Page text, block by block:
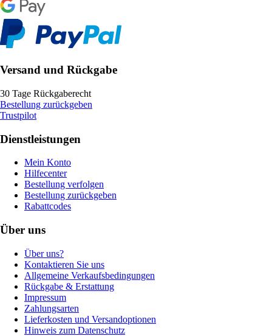
Versand und Rückgabe
30 Tage Rückgaberecht
Bestellung zurückgeben
Trustpilot
Dienstleistungen
Mein Konto
Hilfecenter
Bestellung verfolgen
Bestellung zurückgeben
Rabattcodes
Über uns
Über uns?
Kontaktieren Sie uns
Allgemeine Verkaufsbedingungen
Rückgabe & Erstattung
Impressum
Zahlungsarten
Lieferkosten und Versandoptionen
Hinweis zum Datenschutz